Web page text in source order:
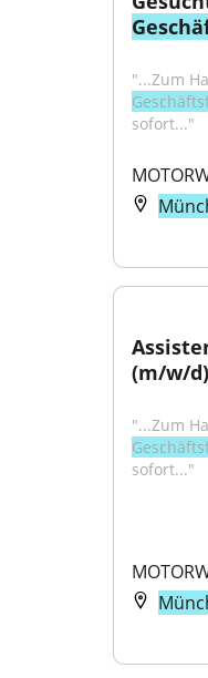
sofort..."
(m/w/
sofort..."